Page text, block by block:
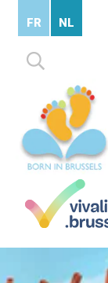
content
Zoeken
naar:
FR NL